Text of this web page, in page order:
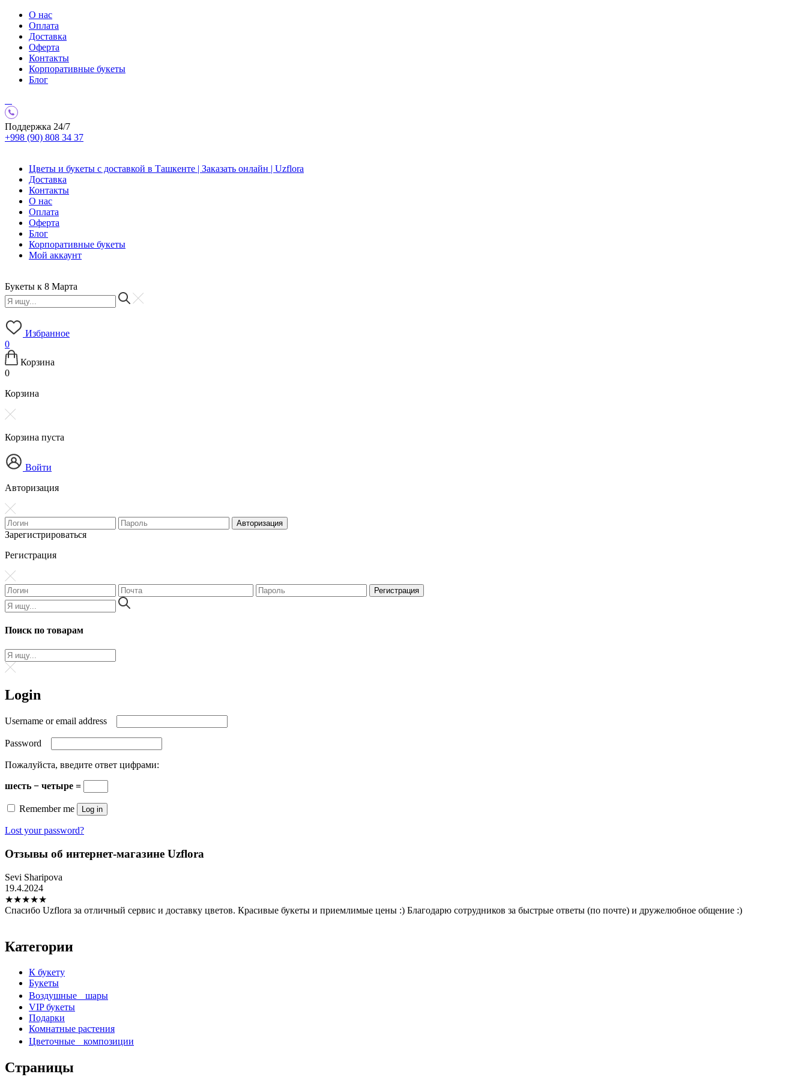
О нас
Оплата
Доставка
Оферта
Контакты
Корпоративные букеты
Блог
Поддержка 24/7
+998 (90) 808 34 37
Цветы и букеты с доставкой в Ташкенте | Заказать онлайн | Uzflora
Доставка
Контакты
О нас
Оплата
Оферта
Блог
Корпоративные букеты
Мой аккаунт
Букеты к 8 Марта
Избранное
0
Корзина
0
Корзина
Корзина пуста
Войти
Авторизация
Зарегистрироваться
Регистрация
Поиск по товарам
Login
Username or email address
Password
Пожалуйста, введите ответ цифрами:
шесть − четыре =
Remember me Log in
Lost your password?
Отзывы об интернет-магазине Uzflora
Sevi Sharipova
19.4.2024
★★★★★
Спасибо Uzflora за отличный сервис и доставку цветов. Красивые букеты и приемлимые цены :) Благодарю сотрудников за быстрые ответы (по почте) и дружелюбное общение :)
Категории
К букету
Букеты
Воздушные шары
VIP букеты
Подарки
Комнатные растения
Цветочные композиции
Страницы